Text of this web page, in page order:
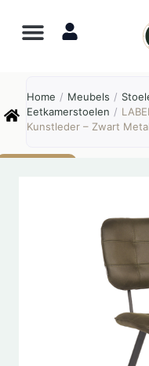
Home / Meubels /
Eetkamerstoelen /
Kunstleder – Zwart
Online